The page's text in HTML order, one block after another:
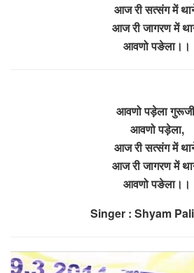
आज री सत्संग में
आज री जागरण में
आवणो पङेला।।
आवणो पड़ेला
आवणो पड़ेला,
आज री सत्संग में
आज री जागरण में
आवणो पङेला।।
Singer : Shyam